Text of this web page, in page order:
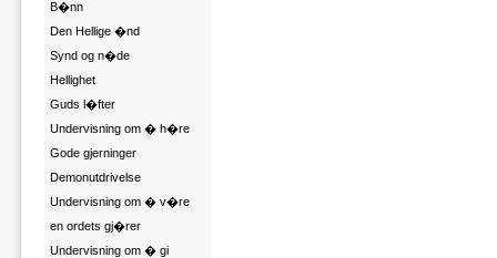
B�nn
Den Hellige �nd
Synd og n�de
Hellighet
Guds l�fter
Undervisning om � h�re
Gode gjerninger
Demonutdrivelse
Undervisning om � v�re
en ordets gj�rer
Undervisning om � gi